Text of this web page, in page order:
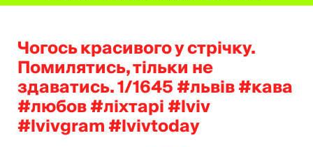
Чогось красивого у стрічку.
Помилятись, тільки не
здаватись. 1/1645 #львів #кава
#любов #ліхтарі #lviv
#lvivgram #lvivtoday